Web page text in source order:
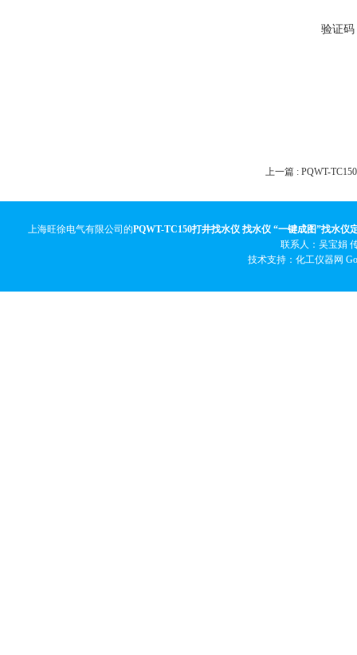
验证码
上一篇 : PQWT-
上海旺徐电气有限公司的PQWT-TC150打井找水仪 找水仪 “一键成图”找水仪
联系人：吴宝娟
技术支持：化工仪器网